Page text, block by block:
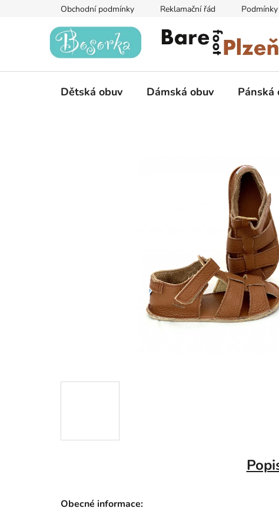
Obchodní podmínky Reklamační řád
Dětská obuv Dámská obuv Pánská
Obecné informace: